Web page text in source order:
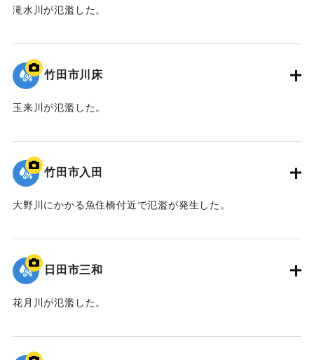
滝水川が氾濫した。
｜固有コード:09922060
竹田市川床
玉来川が氾濫した。
｜固有コード:09922059
竹田市入田
大野川にかかる魚住橋付近で氾濫が発生した。
｜固有コード:09922058
日田市三和
花月川が氾濫した。
｜固有コード:09922057